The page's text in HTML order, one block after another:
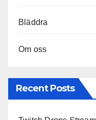
Bläddra
Om oss
Recent Posts